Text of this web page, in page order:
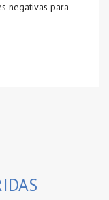
negativas para